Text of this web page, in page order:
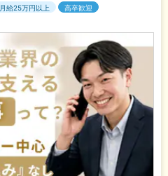
月給25万円以上 高卒歓迎